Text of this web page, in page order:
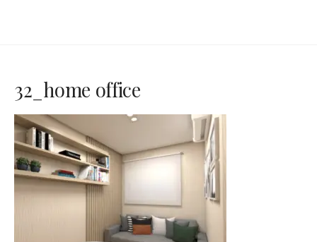
32_home office